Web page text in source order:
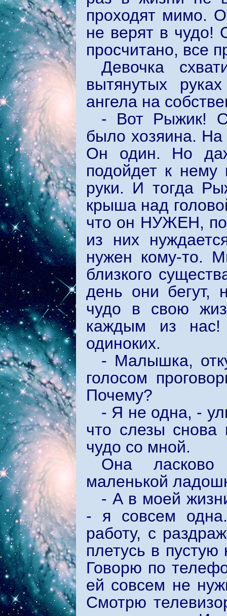
проходят мимо.
не верят в чудо!
просчитано, все
Девочка
вытянутых
ангела на
- Вот Рыжик!
было хозяина. На
Он один. Но
подойдет к нему
руки. И тогда
крыша над
что он НУЖЕН,
из них
нужен кому-то.
близкого
день они бегут,
чудо в свою
каждым из
одиноких.
- Малышка,
голосом
Почему?
- Я не одна, -
что слезы
чудо со мной.
Она ласково
маленькой
- А в моей
- я совсем
работу, с
плетусь в пустую
Говорю по
ей совсем не
Смотрю